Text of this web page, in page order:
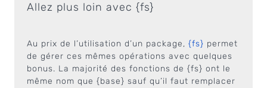
Allez plus loin avec {fs}
Au prix de l’utilisation d’un package, {fs} permet
de gérer ces mêmes opérations avec quelques
bonus. La majorité des fonctions de {fs} ont le
même nom que {base} sauf qu’il faut remplacer